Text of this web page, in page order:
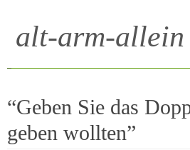
alt-arm-allein
“Geben Sie das
geben wollten”